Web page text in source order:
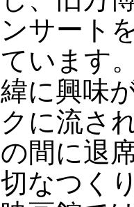
ンサート
ています
緯に興味
クに流さ
の間に退
切なつく